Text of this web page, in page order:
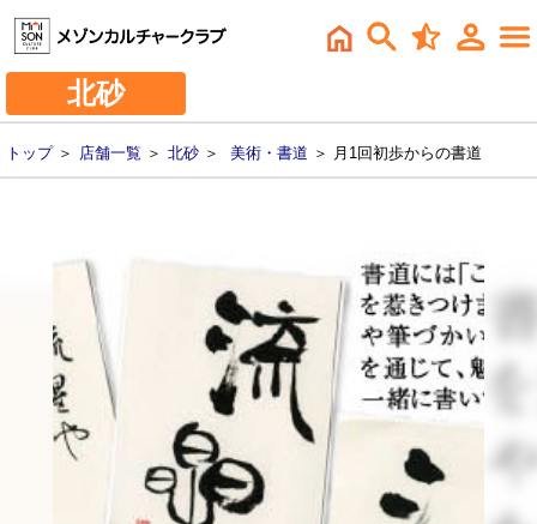
北砂
トップ＞ 店舗一覧 ＞ 北砂 ＞ 美術・書道 ＞ 月1回初歩からの書道